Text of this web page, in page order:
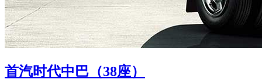
首汽时代中巴（38座）